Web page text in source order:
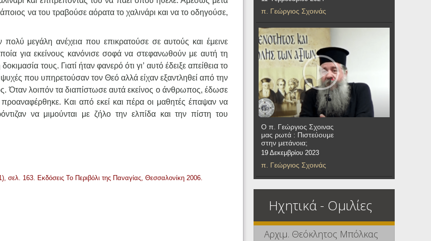
να του τραβούσε αόρατα το χαλινάρι και να το οδηγούσε,
μεγάλη ανέχεια που επικρατούσε σε αυτούς και έμεινε
για εκείνους κανόνισε σοφά να στεφανωθούν με αυτή τη
τους. Γιατί ήταν φανερό ότι γι’ αυτό έδειξε απείθεια το
που υπηρετούσαν τον Θεό αλλά είχαν εξαντληθεί από την
Όταν λοιπόν τα διαπίστωσε αυτά εκείνος ο άνθρωπος, έδωσε
Και από εκεί και πέρα οι μαθητές έπαψαν να
να μιμούνται με ζήλο την ελπίδα και την πίστη του
163. Εκδόσεις Το Περιβόλι της Παναγίας, Θεσσαλονίκη 2006.
π. Γεώργιος Σχοινάς
Ο π. Γεώργιος Σχοινας
μας ρωτά : Πιστεύουμε
στην μετάνοια;
19 Δεκεμβρίου 2023
π. Γεώργιος Σχοινάς
Ηχητικά - Ομιλίες
Αρχιμ. Θεόκλητος Μπόλκας